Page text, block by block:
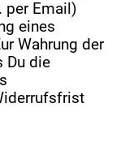
per Email)
eines
Wahrung der
Du die